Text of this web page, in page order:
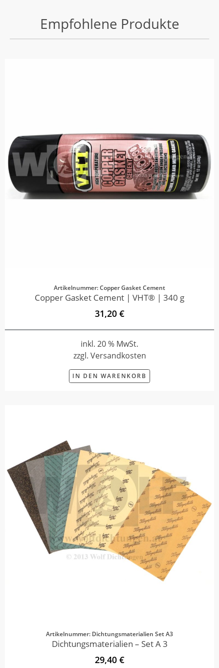
Empfohlene Produkte
Artikelnummer: Copper Gasket Cement
Copper Gasket Cement | VHT® | 340 g
31,20 €
inkl. 20 % MwSt.
zzgl. Versandkosten
IN DEN WARENKORB
Artikelnummer: Dichtungsmaterialien Set A3
Dichtungsmaterialien – Set A 3
29,40 €